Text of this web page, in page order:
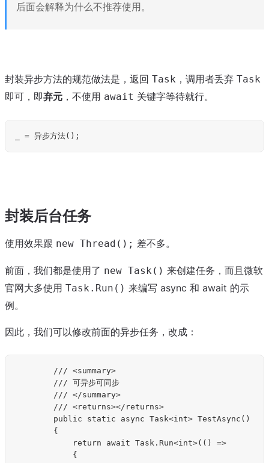
后面会解释为什么不推荐使用。
封装异步方法的规范做法是，返回 Task ，调用者丢弃 Task
即可，即弃元 ，不使用 await 关键字等待就行。
封装后台任务
使用效果跟 new Thread(); 差不多。
前面，我们都是使用了 new Task() 来创建任务，而且微软
官网大多使用 Task.Run() 来编写 async 和 await 的示
例。
因此，我们可以修改前面的异步任务，改成：
        /// <summary>
        /// 可异步可同步
        /// </summary>
        /// <returns></returns>
        public static async Task<int> TestAsync()
        {
            return await Task.Run<int>(() =>
            {